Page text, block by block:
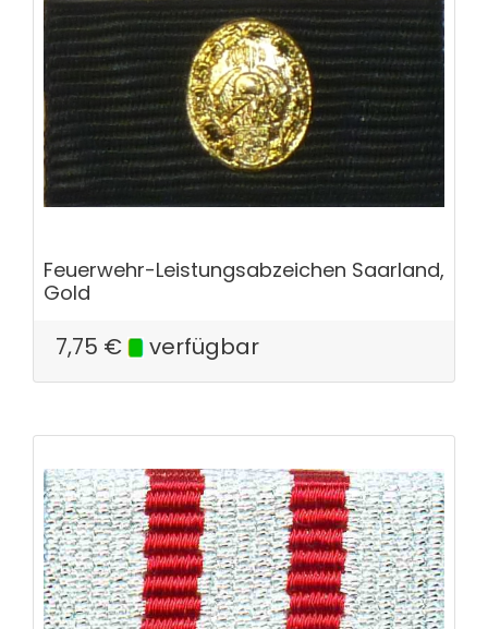
Feuerwehr-Leistungsabzeichen Saarland,
Gold
7,75 € verfügbar